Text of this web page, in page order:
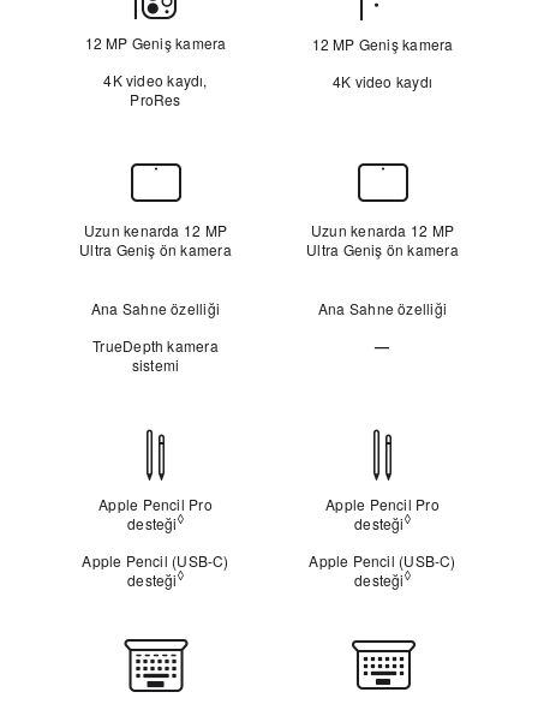
Kamera
12 MP Geniş kamera
4K video kaydı,
ProRes
12 MP Geniş kamera
4K video kaydı
Kamera
Uzun kenarda 12 MP
Ultra Geniş ön kamera
Ana Sahne özelliği
TrueDepth kamera
sistemi
Uzun kenarda 12 MP
Ultra Geniş ön kamera
Ana Sahne özelliği
—
uyumluluk
Apple Pencil Pro
desteği◊Yasal açıklama dipnotuna bakın
Apple Pencil (USB-C)
desteği◊Yasal açıklama dipnotuna bakın
Apple Pencil Pro
desteği◊Yasal açıklama
Apple Pencil (USB-C)
desteği◊Yasal açıklama
Klavye